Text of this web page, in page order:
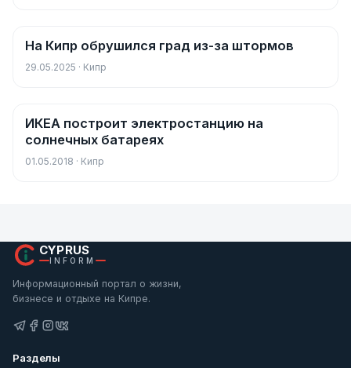
Новости
На Кипр обрушился град из-за штормов
29.05.2025 · Кипр
Новости
ИКЕА построит электростанцию на
солнечных батареях
01.05.2018 · Кипр
CYPRUS
INFORM
Информационный портал о жизни,
бизнесе и отдыхе на Кипре.
Разделы